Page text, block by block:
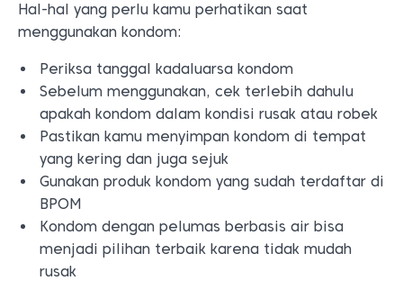
Hal-hal yang perlu kamu perhatikan saat
menggunakan kondom:
Periksa tanggal kadaluarsa kondom
Sebelum menggunakan, cek terlebih dahulu
apakah kondom dalam kondisi rusak atau robek
Pastikan kamu menyimpan kondom di tempat
yang kering dan juga sejuk
Gunakan produk kondom yang sudah terdaftar di
BPOM
Kondom dengan pelumas berbasis air bisa
menjadi pilihan terbaik karena tidak mudah
rusak